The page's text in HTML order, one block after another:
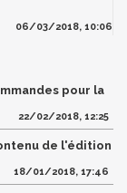
06/03/2018, 10:06
pour la
22/02/2018, 12:25
de l'édition
18/01/2018, 17:46